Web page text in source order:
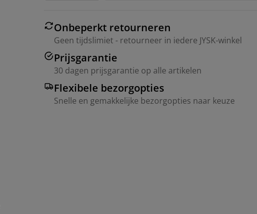
Onbeperkt retourneren
Geen tijdslimiet - retourneer in iedere JYSK-winkel
Prijsgarantie
30 dagen prijsgarantie op alle artikelen
Flexibele bezorgopties
Snelle en gemakkelijke bezorgopties naar keuze